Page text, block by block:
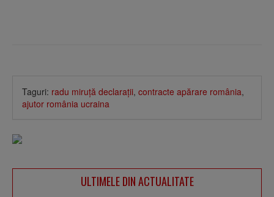
Taguri: radu miruţă declaraţii, contracte apărare românia,
ajutor românia ucraina
ULTIMELE DIN ACTUALITATE